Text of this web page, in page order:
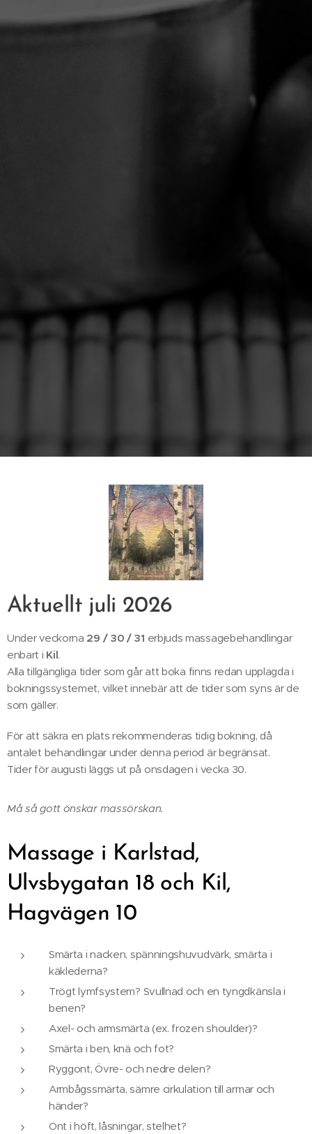
Aktuellt juli 2026
Under veckorna 29 / 30 / 31 erbjuds massagebehandlingar
enbart i Kil.
Alla tillgängliga tider som går att boka finns redan upplagda i
bokningssystemet, vilket innebär att de tider som syns är de
som gäller.
För att säkra en plats rekommenderas tidig bokning, då
antalet behandlingar under denna period är begränsat.
Tider för augusti läggs ut på onsdagen i vecka 30.
Må så gott önskar massörskan.
Massage i Karlstad,
Ulvsbygatan 18 och Kil,
Hagvägen 10
Smärta i nacken, spänningshuvudvärk, smärta i
käklederna?
Trögt lymfsystem? Svullnad och en tyngdkänsla i
benen?
Axel- och armsmärta (ex. frozen shoulder)?
Smärta i ben, knä och fot?
Ryggont, Övre- och nedre delen?
Armbågssmärta, sämre cirkulation till armar och
händer?
Ont i höft, låsningar, stelhet?